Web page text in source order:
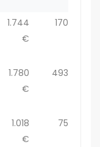
1.744
€
170
1.780
€
493
1.018
€
75